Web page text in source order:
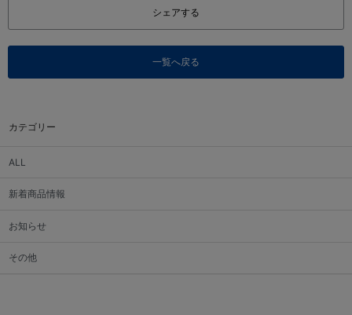
カテゴリー
ALL
新着商品情報
お知らせ
その他
シェアする
一覧へ戻る